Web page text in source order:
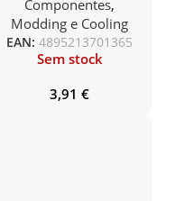
Componentes,
Modding e Cooling
EAN: 4895213701365
Sem stock
3,91 €